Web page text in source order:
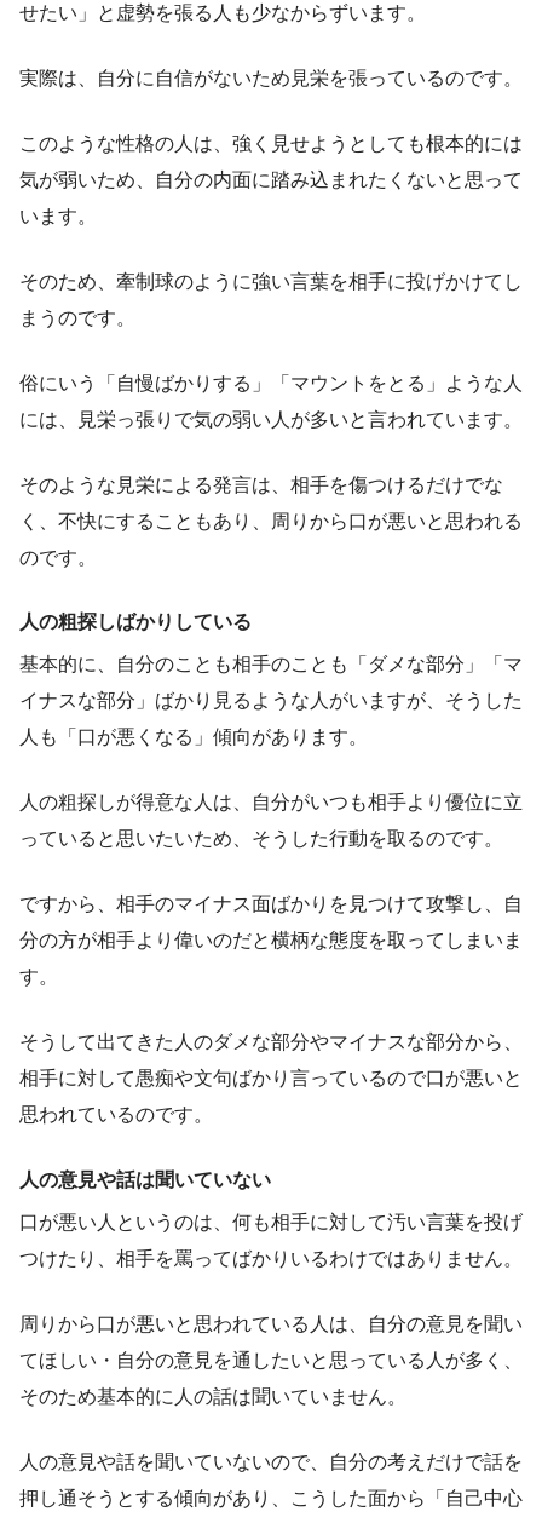
せたい」と虚勢を張る人も少なからずいます。
実際は、自分に自信がないため見栄を張っているのです。
このような性格の人は、強く見せようとしても根本的には
気が弱いため、自分の内面に踏み込まれたくないと思って
います。
そのため、牽制球のように強い言葉を相手に投げかけてし
まうのです。
俗にいう「自慢ばかりする」「マウントをとる」ような人
には、見栄っ張りで気の弱い人が多いと言われています。
そのような見栄による発言は、相手を傷つけるだけでな
く、不快にすることもあり、周りから口が悪いと思われる
のです。
人の粗探しばかりしている
基本的に、自分のことも相手のことも「ダメな部分」「マ
イナスな部分」ばかり見るような人がいますが、そうした
人も「口が悪くなる」傾向があります。
人の粗探しが得意な人は、自分がいつも相手より優位に立
っていると思いたいため、そうした行動を取るのです。
ですから、相手のマイナス面ばかりを見つけて攻撃し、自
分の方が相手より偉いのだと横柄な態度を取ってしまいま
す。
そうして出てきた人のダメな部分やマイナスな部分から、
相手に対して愚痴や文句ばかり言っているので口が悪いと
思われているのです。
人の意見や話は聞いていない
口が悪い人というのは、何も相手に対して汚い言葉を投げ
つけたり、相手を罵ってばかりいるわけではありません。
周りから口が悪いと思われている人は、自分の意見を聞い
てほしい・自分の意見を通したいと思っている人が多く、
そのため基本的に人の話は聞いていません。
人の意見や話を聞いていないので、自分の考えだけで話を
押し通そうとする傾向があり、こうした面から「自己中心